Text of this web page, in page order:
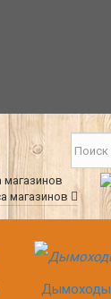
магазинов
Дымоходы